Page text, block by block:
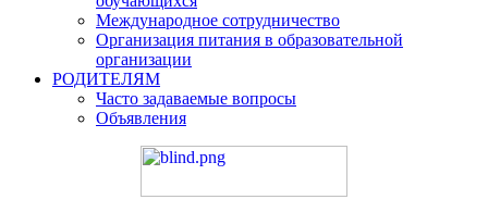
Международное сотрудничество
Организация питания в образовательной
организации
РОДИТЕЛЯМ
Часто задаваемые вопросы
Объявления